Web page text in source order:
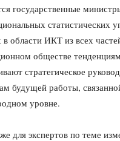
государственные
статистических
области ИКТ из всех
обществе
стратегическое
будущей работы,
уровне.
для экспертов по теме